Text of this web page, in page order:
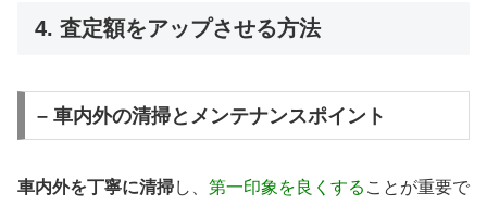
4. 査定額をアップさせる方法
– 車内外の清掃とメンテナンスポイント
車内外を丁寧に清掃し、 第一印象を良くする ことが重要で